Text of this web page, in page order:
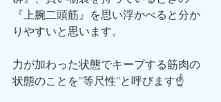
『上腕二頭筋』を思い浮かべると分か
りやすいと思います。
力が加わった状態でキープする筋肉の
状態のことを”等尺性”と呼びます☝️